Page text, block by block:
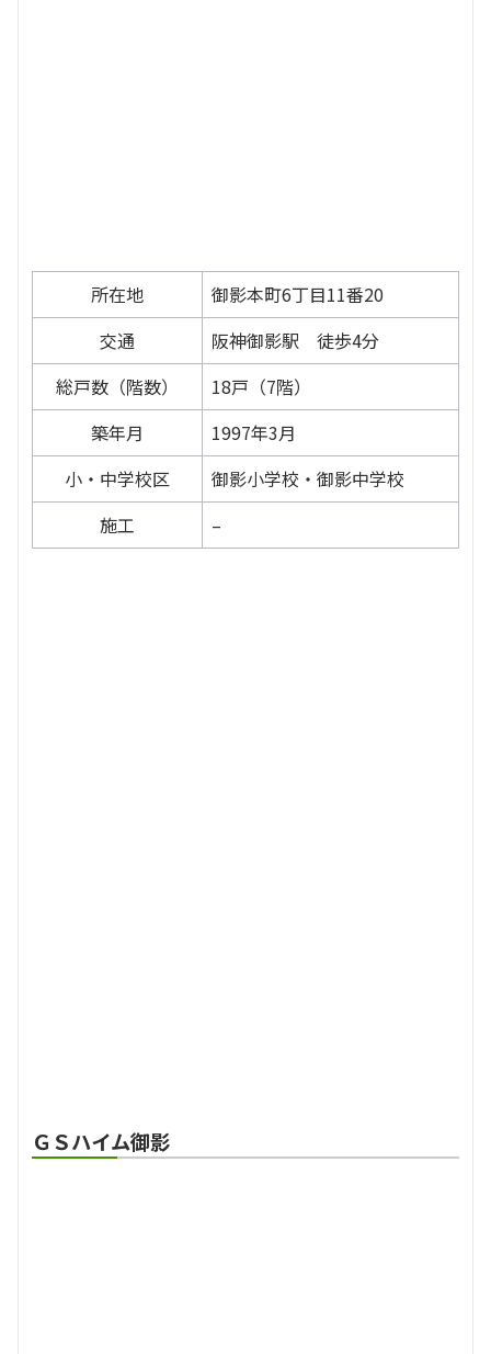
所在地
御影本町6丁目11番20
交通
阪神御影駅 徒歩4分
総戸数（階数）
18戸（7階）
築年月
1997年3月
小・中学校区
御影小学校・御影中学校
施工
–
ＧＳハイム御影